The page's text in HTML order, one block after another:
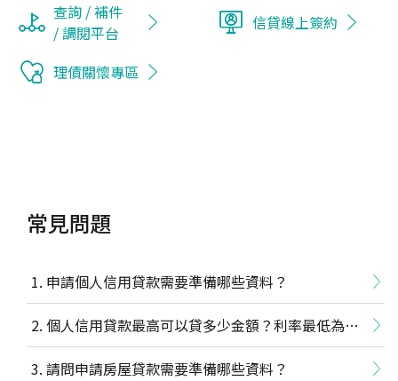
查詢 / 補件
/ 調閱平台
信貸線上簽約
理債關懷專區
常見問題
申請個人信用貸款需要準備哪些資料？
個人信用貸款最高可以貸多少金額？利率最低為多
少？請問申請房屋貸款需要準備哪些資料？